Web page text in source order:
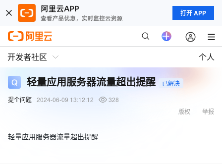
打开 APP
开发者社区 个人
轻量应用服务器流量超出提醒
已解决
提个问题 2024-06-09 13:12:12
328
举报
版权
轻量应用服务器流量超出提醒